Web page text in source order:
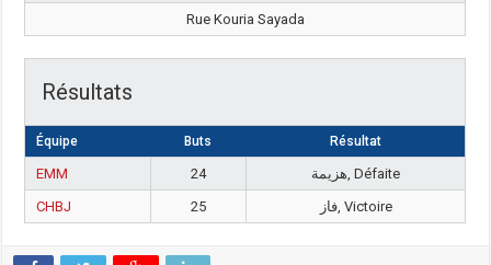
Rue Kouria Sayada
Résultats
Équipe Buts Résultat
EMM 24
هزيمة, Défaite
CHBJ
25 فاز, Victoire